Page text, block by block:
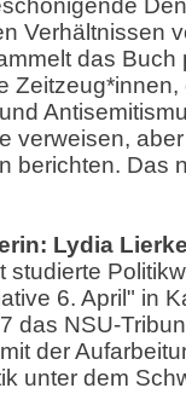
Verhältnissen
das Buch
verweisen,
berichten. Das
Lydia
studierte
6. April" in
das NSU-
der
unter dem